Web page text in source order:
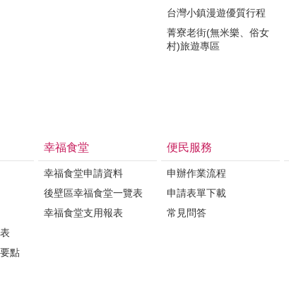
台灣小鎮漫遊優質行程
菁寮老街(無米樂、俗女
村)旅遊專區
點
幸福食堂
幸福食堂申請資料
後壁區幸福食堂一覽表
幸福食堂支用報表
便民服務
申辦作業流程
申請表單下載
常見問答